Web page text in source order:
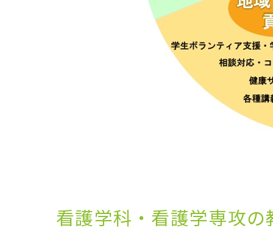
看護学科・看護学専攻